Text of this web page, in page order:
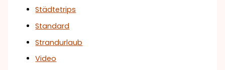
Städtetrips
Standard
Strandurlaub
Video